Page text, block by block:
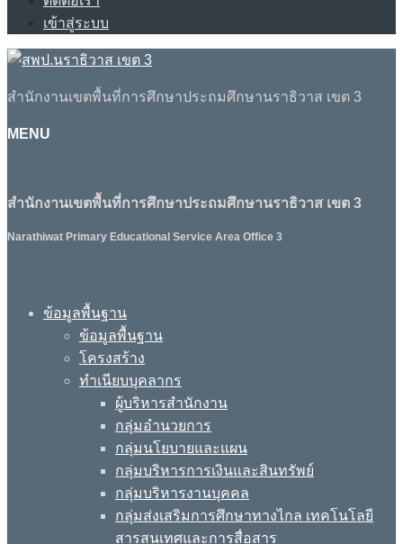
เข้าสู่ระบบ
สำนักงานเขตพื้นที่การศึกษาประถมศึกษานราธิวาส เขต 3
MENU
สำนักงานเขตพื้นที่การศึกษาประถมศึกษานราธิวาส เขต 3
Narathiwat Primary Educational Service Area Office 3
ข้อมูลพื้นฐาน
ข้อมูลพื้นฐาน
โครงสร้าง
ทำเนียบบุคลากร
ผู้บริหารสำนักงาน
กลุ่มอำนวยการ
กลุ่มนโยบายและแผน
กลุ่มบริหารการเงินและสินทรัพย์
กลุ่มบริหารงานบุคคล
กลุ่มส่งเสริมการศึกษาทางไกล เทคโนโลยี
สารสนเทศและการสื่อสาร